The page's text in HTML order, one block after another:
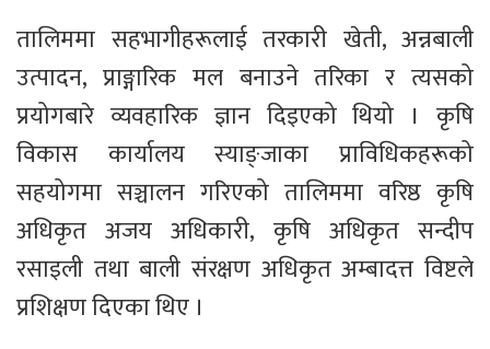
तालिममा सहभागीहरूलाई तरकारी खेती, अन्नबाली
उत्पादन, प्राङ्गारिक मल बनाउने तरिका र त्यसको
प्रयोगबारे व्यवहारिक ज्ञान दिइएको थियो । कृषि
विकास कार्यालय स्याङ्जाका प्राविधिकहरूको
सहयोगमा सञ्चालन गरिएको तालिममा वरिष्ठ कृषि
अधिकृत अजय अधिकारी, कृषि अधिकृत सन्दीप
रसाइली तथा बाली संरक्षण अधिकृत अम्बादत्त विष्टले
प्रशिक्षण दिएका थिए ।